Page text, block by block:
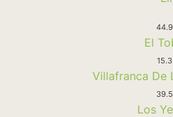
El
Villafranca De
Los